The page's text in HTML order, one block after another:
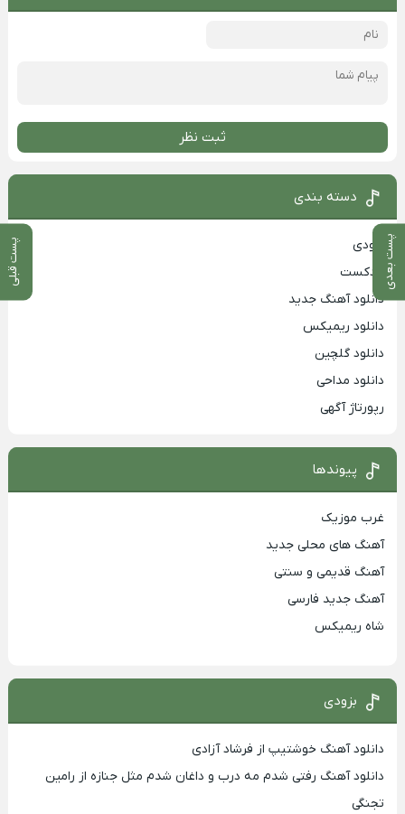
پست بعدی پست قبلی
ثبت نظر
دسته بندی
بزودی
پادکست
دانلود آهنگ جدید
دانلود ریمیکس
دانلود گلچین
دانلود مداحی
رپورتاژ آگهی
پیوندها
غرب موزیک
آهنگ های محلی جدید
آهنگ قدیمی و سنتی
آهنگ جدید فارسی
شاه ریمیکس
بزودی
دانلود آهنگ خوشتیپ از فرشاد آزادی
دانلود آهنگ رفتی شدم مه درب و داغان شدم مثل جنازه از رامین
تجنگی